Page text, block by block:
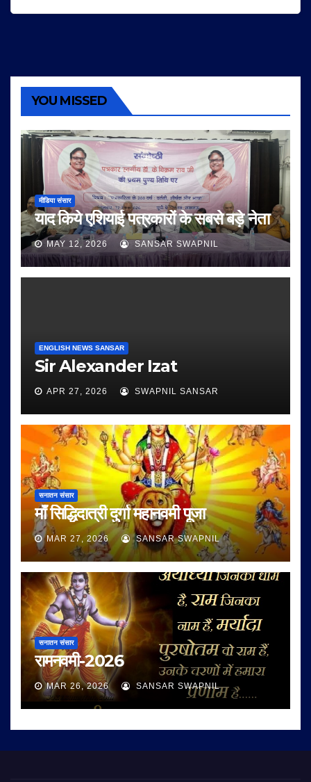
YOU MISSED
मीडिया संसार
याद किये एशियाई पत्रकारों के सबसे बड़े नेता
MAY 12, 2026 SANSAR SWAPNIL
ENGLISH NEWS SANSAR
Sir Alexander Izat
APR 27, 2026 SWAPNIL SANSAR
सनातन संसार
माँ सिद्धिदात्री दुर्गा महानवमी पूजा
MAR 27, 2026 SANSAR SWAPNIL
सनातन संसार
रामनवमी-2026
MAR 26, 2026 SANSAR SWAPNIL